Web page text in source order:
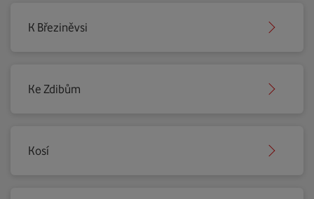
K Březiněvsi
Ke Zdibům
Kosí